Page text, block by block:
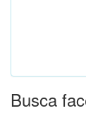
Busca